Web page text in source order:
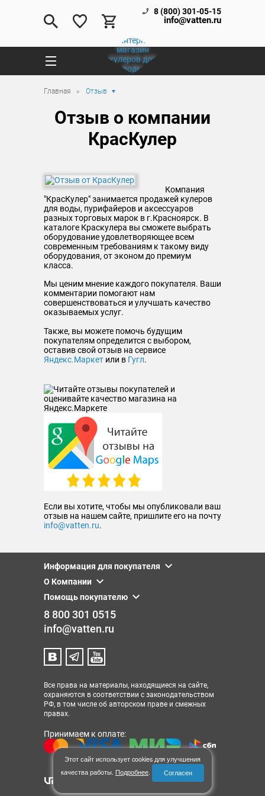
8 (800) 301-05-15
info@vatten.ru
Главная Отзыв
Отзыв о компании
КрасКулер
Компания
"КрасКулер" занимается продажей кулеров
для воды, пурифайеров и аксессуаров
разных торговых марок в г.Красноярск. В
каталоге Краскулера вы сможете выбрать
оборудование удовлетворяющее всем
современным требованиям к такому виду
оборудования, от эконом до премиум
класса.
Мы ценим мнение каждого покупателя. Ваши
комментарии помогают нам
совершенствоваться и улучшать качество
оказываемых услуг.
Также, вы можете помочь будущим
покупателям определится с выбором,
оставив свой отзыв на сервисе
Яндекс.Маркет или в Гугл.
Если вы хотите, чтобы мы опубликовали ваш
отзыв на нашем сайте, пришлите его на почту
info@vatten.ru.
Информация для покупателя
О Компании
Помощь покупателю
8 800 301 0515
info@vatten.ru
Все права на материалы, находящиеся на сайте,
охраняются в соответствии с законодательством
РФ, в том числе об авторском праве и смежных
правах.
Принимаем к оплате:
Этот сайт использует cookies для улучшения
качества работы. Подробнее. Согласен